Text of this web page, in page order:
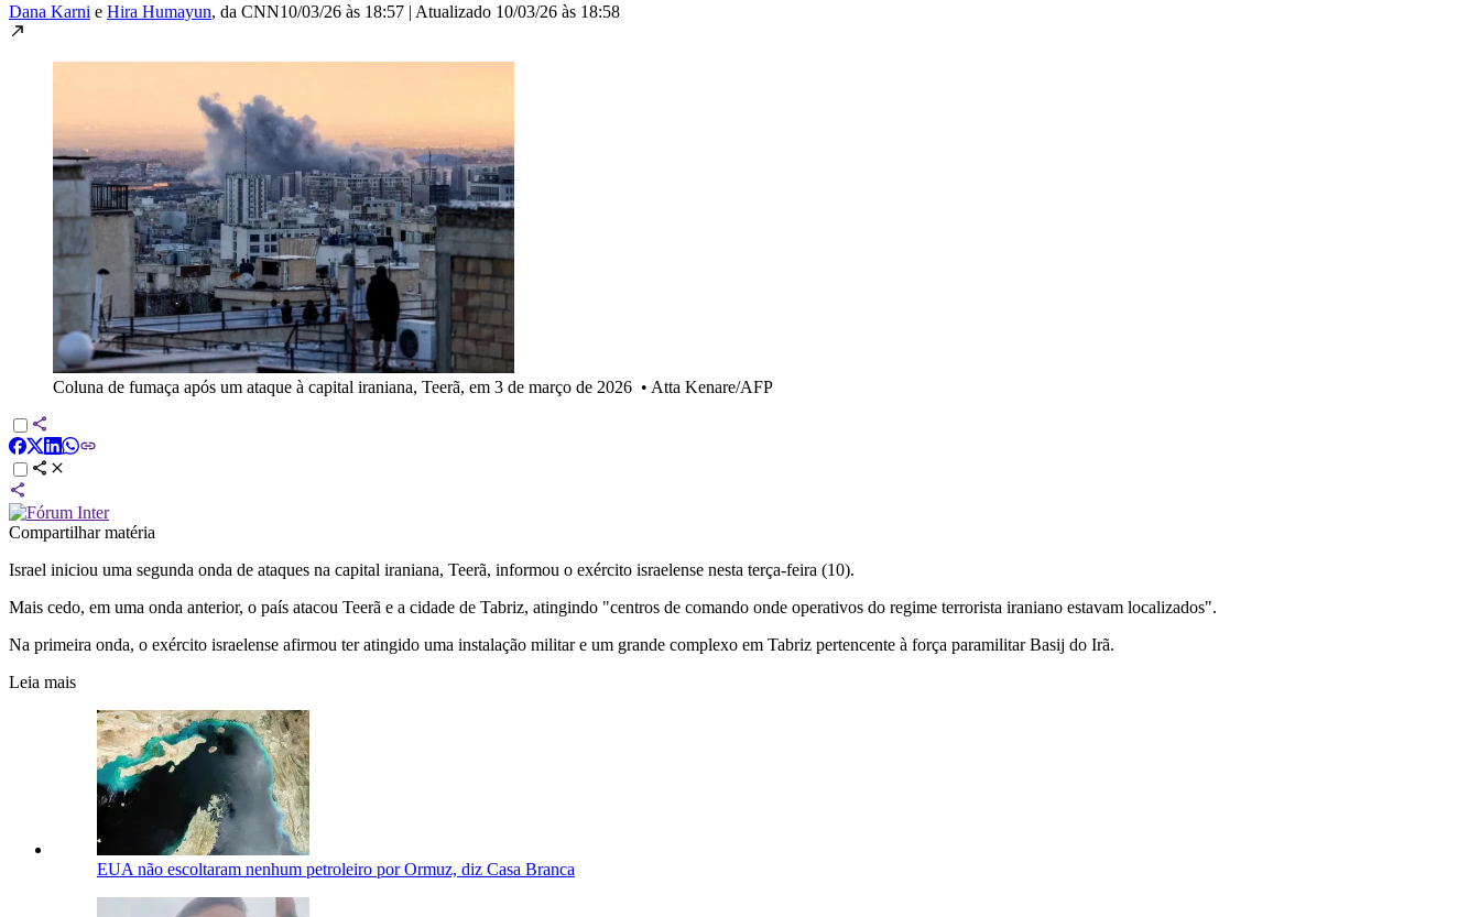
Dana Karni e Hira Humayun, da CNN10/03/26 às 18:57 | Atualizado 10/03/26 às 18:58
Coluna de fumaça após um ataque à capital iraniana, Teerã, em 3 de março de 2026 • Atta Kenare/AFP
Compartilhar matéria
Israel iniciou uma segunda onda de ataques na capital iraniana, Teerã, informou o exército israelense nesta terça-feira (10).
Mais cedo, em uma onda anterior, o país atacou Teerã e a cidade de Tabriz, atingindo "centros de comando onde operativos do regime terrorista iraniano estavam localizados".
Na primeira onda, o exército israelense afirmou ter atingido uma instalação militar e um grande complexo em Tabriz pertencente à força paramilitar Basij do Irã.
Leia mais
EUA não escoltaram nenhum petroleiro por Ormuz, diz Casa Branca